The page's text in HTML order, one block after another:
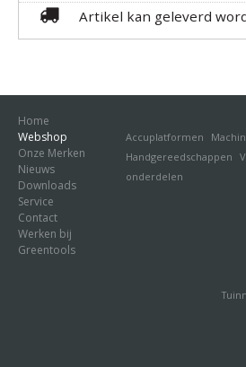
Artikel kan geleverd
Home
Webshop
Accuplatformen
Handgereedschappen
onderdelen
Onze Merken
Nieuws
Downloads
Service
Contact
Werken bij
Greentools